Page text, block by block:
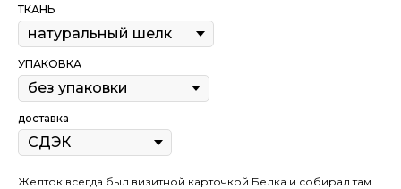
ТКАНЬ
УПАКОВКА
доставка
Желток всегда был визитной карточкой Белка и собирал там